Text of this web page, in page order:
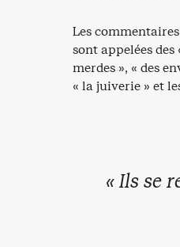
Les
sont appelées des
merdes », « des
« la juiverie » et
« Ils se